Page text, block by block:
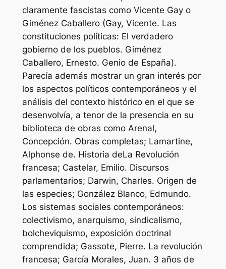
claramente fascistas como Vicente Gay o
Giménez Caballero (Gay, Vicente. Las
constituciones políticas: El verdadero
gobierno de los pueblos. Giménez
Caballero, Ernesto. Genio de España).
Parecía además mostrar un gran interés por
los aspectos políticos contemporáneos y el
análisis del contexto histórico en el que se
desenvolvía, a tenor de la presencia en su
biblioteca de obras como Arenal,
Concepción. Obras completas; Lamartine,
Alphonse de. Historia deLa Revolución
francesa; Castelar, Emilio. Discursos
parlamentarios; Darwin, Charles. Origen de
las especies; González Blanco, Edmundo.
Los sistemas sociales contemporáneos:
colectivismo, anarquismo, sindicalismo,
bolcheviquismo, exposición doctrinal
comprendida; Gassote, Pierre. La revolución
francesa; García Morales, Juan. 3 años de